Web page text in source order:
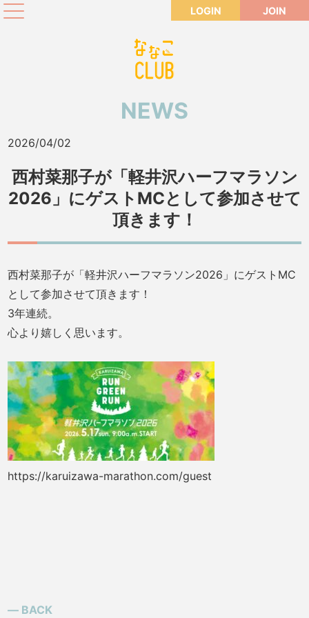
LOGIN JOIN
NEWS
2026/04/02
西村菜那子が「軽井沢ハーフマラソン
2026」にゲストMCとして参加させて
頂きます！
西村菜那子が「軽井沢ハーフマラソン2026」にゲストMC
として参加させて頂きます！
3年連続。
心より嬉しく思います。
https://karuizawa-marathon.com/guest
― BACK